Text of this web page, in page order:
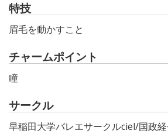
特技
眉毛を動かすこと
チャームポイント
瞳
サークル
早稲田大学バレエサークルciel/国政